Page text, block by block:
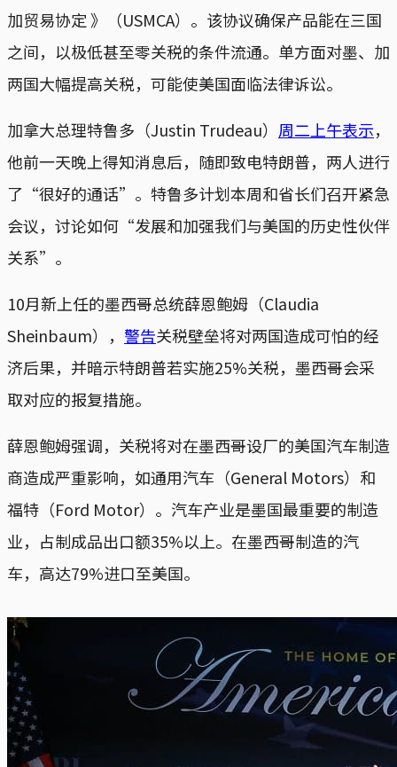
加贸易协定 》（USMCA）。该协议确保产品能在三国
之间，以极低甚至零关税的条件流通。单方面对墨、加
两国大幅提高关税，可能使美国面临法律诉讼。
加拿大总理特鲁多（Justin Trudeau） 周二上午表示，
他前一天晚上得知消息后，随即致电特朗普，两人进行
了“很好的通话”。特鲁多计划本周和省长们召开紧急
会议，讨论如何“发展和加强我们与美国的历史性伙伴
关系”。
10月新上任的墨西哥总统薛恩鲍姆（Claudia
Sheinbaum）， 警告关税壁垒将对两国造成可怕的经
济后果，并暗示特朗普若实施25%关税，墨西哥会采
取对应的报复措施。
薛恩鲍姆强调，关税将对在墨西哥设厂的美国汽车制造
商造成严重影响，如通用汽车（General Motors）和
福特（Ford Motor）。汽车产业是墨国最重要的制造
业，占制成品出口额35%以上。在墨西哥制造的汽
车，高达79%进口至美国。